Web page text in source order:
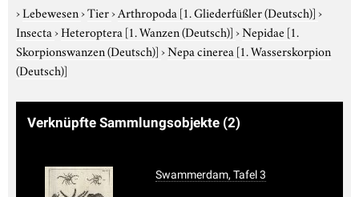
›Lebewesen›Tier›Arthropoda [1. Gliederfüßler (Deutsch)]›
Insecta›Heteroptera [1. Wanzen (Deutsch)]›Nepidae [1.
Skorpionswanzen (Deutsch)]›Nepa cinerea [1. Wasserskorpion
(Deutsch)]
Verknüpfte Sammlungsobjekte (2)
Swammerdam, Tafel 3